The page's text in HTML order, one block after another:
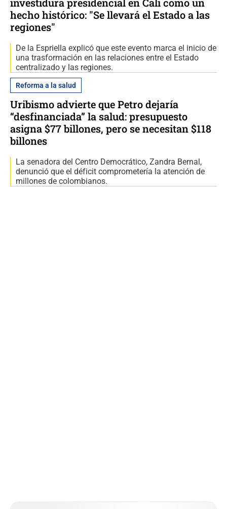
investidura presidencial en Cali como un
hecho histórico: "Se llevará el Estado a las
regiones"
De la Espriella explicó que este evento marca el inicio de
una trasformación en las relaciones entre el Estado
centralizado y las regiones.
Reforma a la salud
Uribismo advierte que Petro dejaría
“desfinanciada” la salud: presupuesto
asigna $77 billones, pero se necesitan $118
billones
La senadora del Centro Democrático, Zandra Bernal,
denunció que el déficit comprometería la atención de
millones de colombianos.